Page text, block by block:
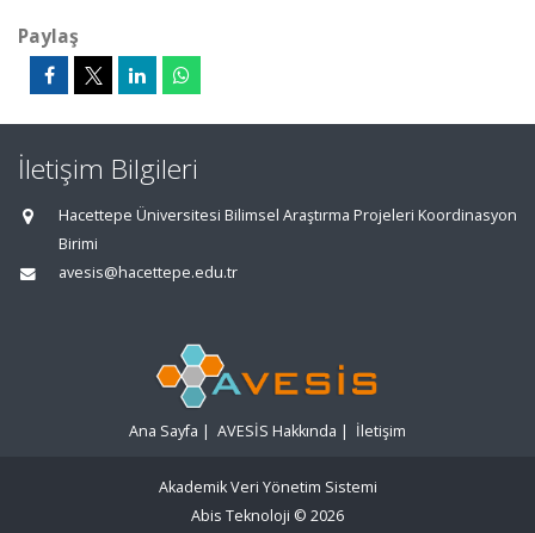
Paylaş
İletişim Bilgileri
Hacettepe Üniversitesi Bilimsel Araştırma Projeleri Koordinasyon
Birimi
avesis@hacettepe.edu.tr
Ana Sayfa | AVESİS Hakkında | İletişim
Akademik Veri Yönetim Sistemi
Abis Teknoloji © 2026